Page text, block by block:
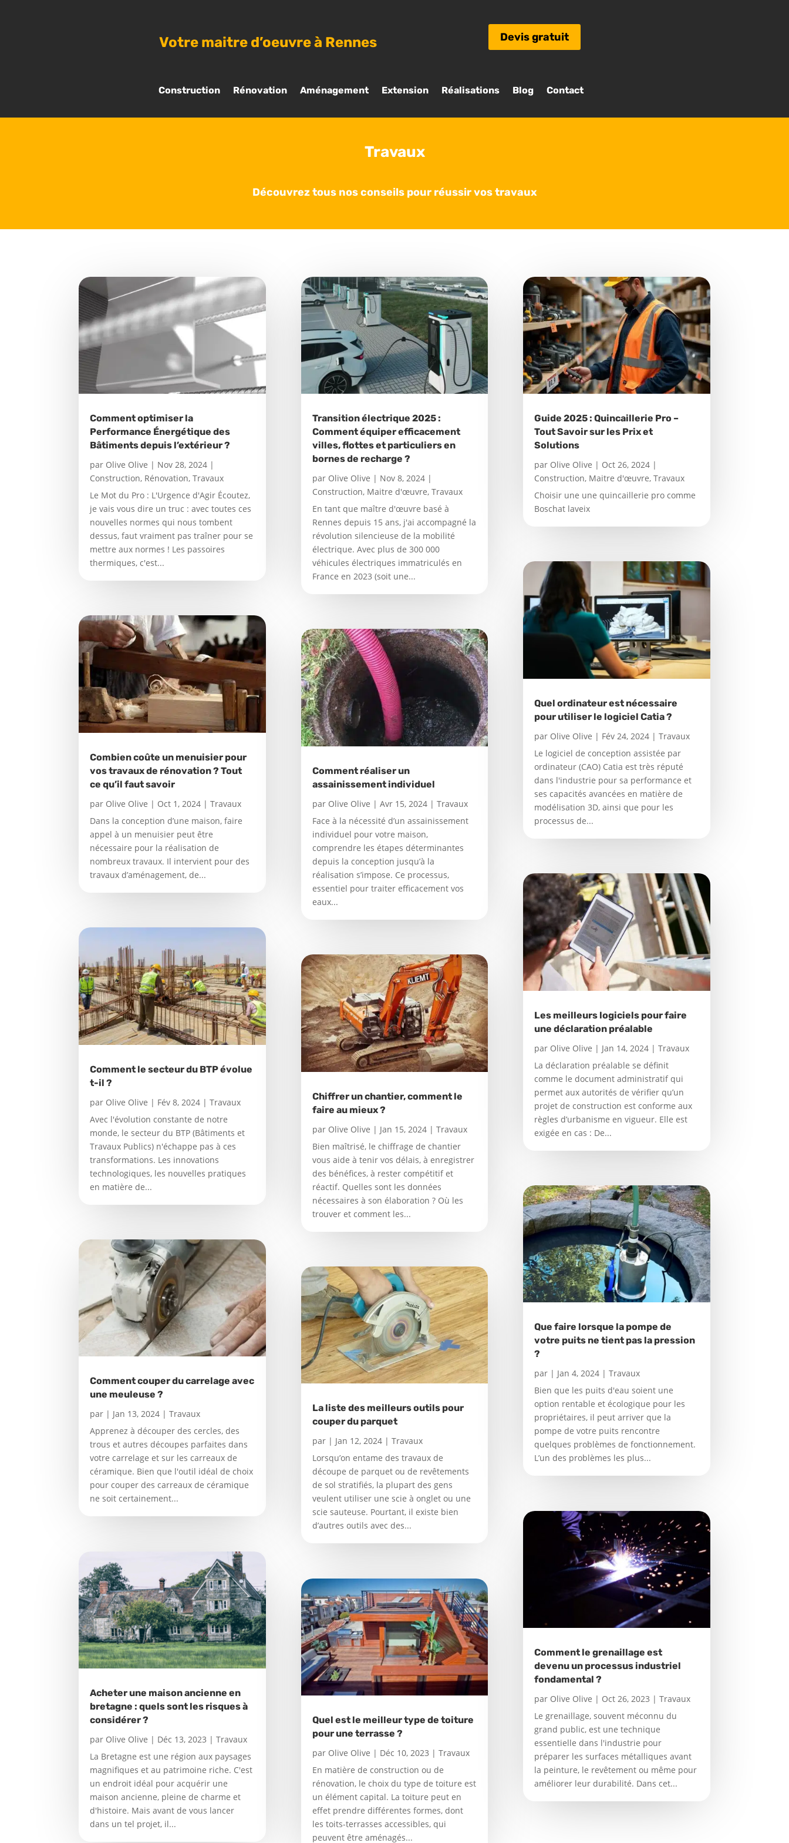
Votre maitre d’oeuvre à Rennes Devis gratuit
Construction Rénovation Aménagement Extension Réalisations Blog Contact
Travaux
Découvrez tous nos conseils pour réussir vos travaux
Comment optimiser la
Performance Énergétique des
Bâtiments depuis l’extérieur ?
par Olive Olive | Nov 28, 2024 |
Construction, Rénovation,Travaux
Le Mot du Pro : L'Urgence d'Agir Écoutez,
je vais vous dire un truc : avec toutes ces
nouvelles normes qui nous tombent
dessus, faut vraiment pas traîner pour se
mettre aux normes ! Les passoires
thermiques, c'est...
Combien coûte un menuisier pour
vos travaux de rénovation ? Tout
ce qu’il faut savoir
par Olive Olive | Oct 1, 2024 |Travaux
Dans la conception d’une maison, faire
appel à un menuisier peut être
nécessaire pour la réalisation de
nombreux travaux. Il intervient pour des
travaux d’aménagement, de...
Comment le secteur du BTP évolue
t-il ?
par Olive Olive | Fév 8, 2024 |Travaux
Avec l'évolution constante de notre
monde, le secteur du BTP (Bâtiments et
Travaux Publics) n'échappe pas à ces
transformations. Les innovations
technologiques, les nouvelles pratiques
en matière de...
Comment couper du carrelage avec
une meuleuse ?
par | Jan 13, 2024 |Travaux
Apprenez à découper des cercles, des
trous et autres découpes parfaites dans
votre carrelage et sur les carreaux de
céramique. Bien que l'outil idéal de choix
pour couper des carreaux de céramique
ne soit certainement...
Acheter une maison ancienne en
bretagne : quels sont les risques à
considérer ?
par Olive Olive | Déc 13, 2023 |Travaux
La Bretagne est une région aux paysages
magnifiques et au patrimoine riche. C'est
un endroit idéal pour acquérir une
maison ancienne, pleine de charme et
d'histoire. Mais avant de vous lancer
dans un tel projet, il...
Transition électrique 2025 :
Comment équiper efficacement
villes, flottes et particuliers en
bornes de recharge ?
par Olive Olive | Nov 8, 2024|
Construction, Maitre d'œuvre, Travaux
En tant que maître d'œuvre basé à
Rennes depuis 15 ans, j'ai accompagné la
révolution silencieuse de la mobilité
électrique. Avec plus de 300 000
véhicules électriques immatriculés en
France en 2023 (soit une...
Comment réaliser un
assainissement individuel
par Olive Olive | Avr 15, 2024| Travaux
Face à la nécessité d’un assainissement
individuel pour votre maison,
comprendre les étapes déterminantes
depuis la conception jusqu’à la
réalisation s’impose. Ce processus,
essentiel pour traiter efficacement vos
eaux...
Chiffrer un chantier, comment le
faire au mieux ?
par Olive Olive | Jan 15, 2024| Travaux
Bien maîtrisé, le chiffrage de chantier
vous aide à tenir vos délais, à enregistrer
des bénéfices, à rester compétitif et
réactif. Quelles sont les données
nécessaires à son élaboration ? Où les
trouver et comment les...
La liste des meilleurs outils pour
couper du parquet
par | Jan 12, 2024| Travaux
Lorsqu’on entame des travaux de
découpe de parquet ou de revêtements
de sol stratifiés, la plupart des gens
veulent utiliser une scie à onglet ou une
scie sauteuse. Pourtant, il existe bien
d’autres outils avec des...
Quel est le meilleur type de toiture
pour une terrasse ?
par Olive Olive | Déc 10, 2023 | Travaux
En matière de construction ou de
rénovation, le choix du type de toiture est
un élément capital. La toiture peut en
effet prendre différentes formes, dont
les toits-terrasses accessibles, qui
peuvent être aménagés...
Guide 2025 : Quincaillerie Pro –
Tout Savoir sur les Prix et
Solutions
par Olive Olive | Oct 26, 2024|
Construction, Maitre d'œuvre, Travaux
Choisir une une quincaillerie pro comme
Boschat laveix
Quel ordinateur est nécessaire
pour utiliser le logiciel Catia ?
par Olive Olive | Fév 24, 2024| Travaux
Le logiciel de conception assistée par
ordinateur (CAO) Catia est très réputé
dans l'industrie pour sa performance et
ses capacités avancées en matière de
modélisation 3D, ainsi que pour les
processus de...
Les meilleurs logiciels pour faire
une déclaration préalable
par Olive Olive | Jan 14, 2024| Travaux
La déclaration préalable se définit
comme le document administratif qui
permet aux autorités de vérifier qu’un
projet de construction est conforme aux
règles d’urbanisme en vigueur. Elle est
exigée en cas : De...
Que faire lorsque la pompe de
votre puits ne tient pas la pression
?
par | Jan 4, 2024| Travaux
Bien que les puits d'eau soient une
option rentable et écologique pour les
propriétaires, il peut arriver que la
pompe de votre puits rencontre
quelques problèmes de fonctionnement.
L’un des problèmes les plus...
Comment le grenaillage est
devenu un processus industriel
fondamental ?
par Olive Olive | Oct 26, 2023 | Travaux
Le grenaillage, souvent méconnu du
grand public, est une technique
essentielle dans l'industrie pour
préparer les surfaces métalliques avant
la peinture, le revêtement ou même pour
améliorer leur durabilité. Dans cet...